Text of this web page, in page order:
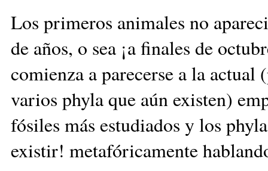
Los primeros animales no
de años, o sea ¡a finales de
comienza a parecerse a la actual
varios phyla que aún existen)
fósiles más estudiados y los
existir! metafóricamente